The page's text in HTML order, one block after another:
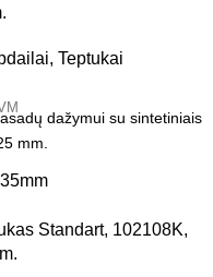
, Teptukai
dažymui su sintetiniais
mm.
35mm
Standart, 102108K,